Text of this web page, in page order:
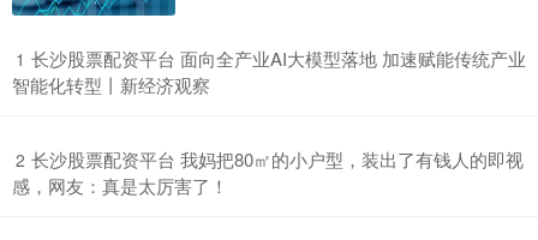
1 ​长沙股票配资平台 面向全产业AI大模型落地 加速赋能传统产业
智能化转型丨新经济观察
2 ​长沙股票配资平台 我妈把80㎡的小户型，装出了有钱人的即视
感，网友：真是太厉害了！